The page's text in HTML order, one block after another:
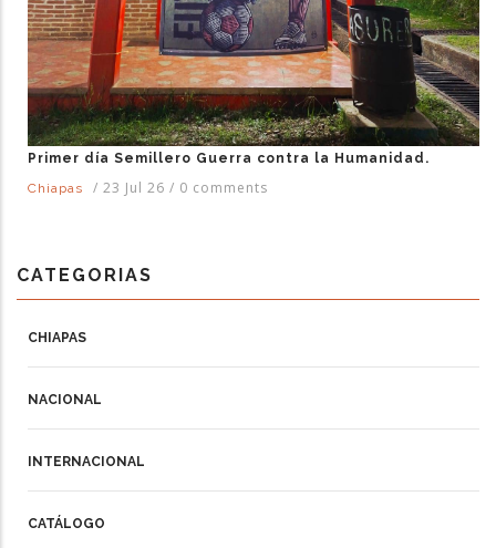
Primer día Semillero Guerra contra la Humanidad.
Chiapas
/ 23 Jul 26 / 0 comments
CATEGORIAS
CHIAPAS
NACIONAL
INTERNACIONAL
CATÁLOGO